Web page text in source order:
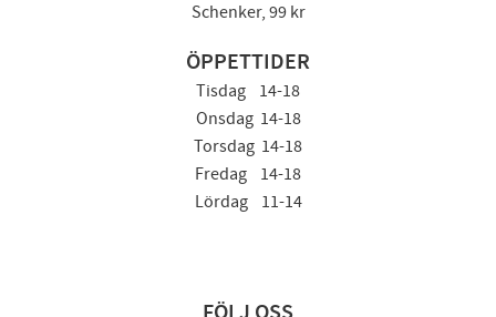
Schenker, 99 kr
ÖPPETTIDER
Tisdag 14-18
Onsdag 14-18
Torsdag 14-18
Fredag 14-18
Lördag 11-14